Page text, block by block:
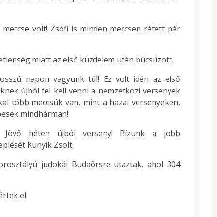
volt! Zsófi is minden meccsen rátett pár
miatt az első küzdelem után búcsúzott.
napon vagyunk túl! Ez volt idén az első
újból fel kell venni a nemzetközi versenyek
több meccsük van, mint a hazai versenyeken,
mindhárman!
Jövő héten újból verseny! Bízunk a jobb
Kunyik Zsolt.
judokái Budaörsre utaztak, ahol 304
el: